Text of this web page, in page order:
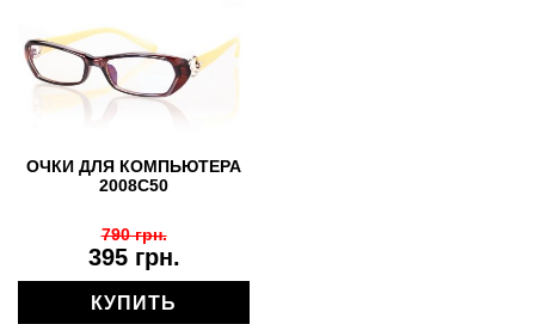
ОЧКИ ДЛЯ КОМПЬЮТЕРА
2008С50
395 грн.
790 грн.
КУПИТЬ